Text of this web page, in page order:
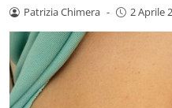
Patrizia Chimera - 2 Aprile